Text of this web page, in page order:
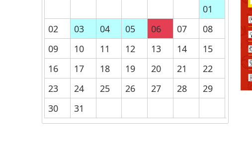
01
02
03 04 05 06 07
08
09
10 11 12 13 14
15
16
17 18 19 20 21
22
23
24 25 26 27 28
29
30
31